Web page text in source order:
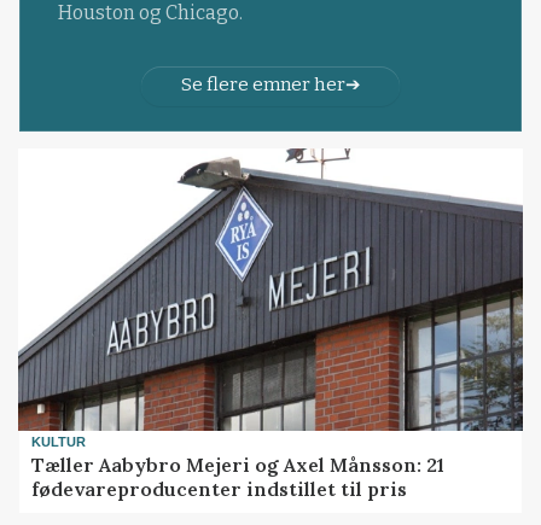
Houston og Chicago.
Se flere emner her
KULTUR
Tæller Aabybro Mejeri og Axel Månsson: 21
fødevareproducenter indstillet til pris